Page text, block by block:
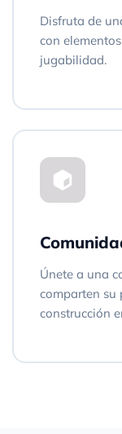
Disfruta de
con
jugabilidad.
Únete a una
comparten su
construcción